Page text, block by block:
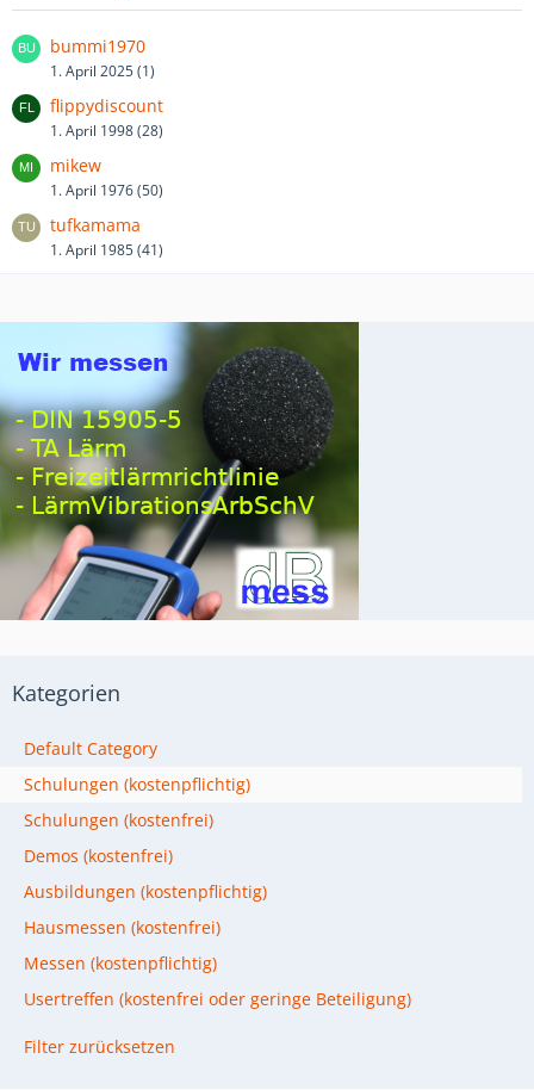
bummi1970
1. April 2025 (1)
flippydiscount
1. April 1998 (28)
mikew
1. April 1976 (50)
tufkamama
1. April 1985 (41)
Kategorien
Default Category
Schulungen (kostenpflichtig)
Schulungen (kostenfrei)
Demos (kostenfrei)
Ausbildungen (kostenpflichtig)
Hausmessen (kostenfrei)
Messen (kostenpflichtig)
Usertreffen (kostenfrei oder geringe Beteiligung)
Filter zurücksetzen